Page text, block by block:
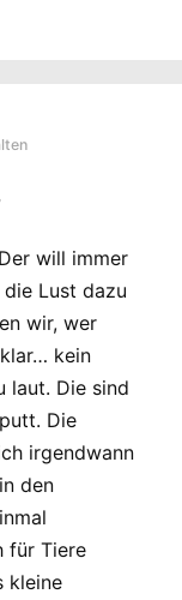
will immer
Lust dazu
wir, wer
kein
laut. Die sind
Die
irgendwann
den
für Tiere
kleine